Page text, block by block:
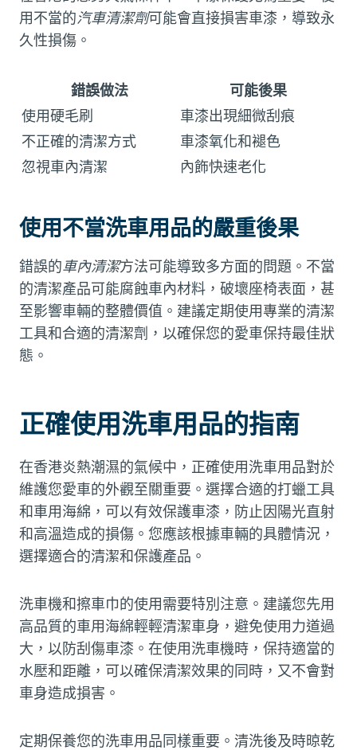
用不當的汽車清潔劑可能會直接損害車漆，導致永
久性損傷。
錯誤做法
可能後果
使用硬毛刷
車漆出現細微刮痕
不正確的清潔方式
車漆氧化和褪色
忽視車內清潔
內飾快速老化
使用不當洗車用品的嚴重後果
錯誤的車內清潔方法可能導致多方面的問題。不當
的清潔產品可能腐蝕車內材料，破壞座椅表面，甚
至影響車輛的整體價值。建議定期使用專業的清潔
工具和合適的清潔劑，以確保您的愛車保持最佳狀
態。
正確使用洗車用品的指南
在香港炎熱潮濕的氣候中，正確使用洗車用品對於
維護您愛車的外觀至關重要。選擇合適的打蠟工具
和車用海綿，可以有效保護車漆，防止因陽光直射
和高溫造成的損傷。您應該根據車輛的具體情況，
選擇適合的清潔和保護產品。
洗車機和擦車巾的使用需要特別注意。建議您先用
高品質的車用海綿輕輕清潔車身，避免使用力道過
大，以防刮傷車漆。在使用洗車機時，保持適當的
水壓和距離，可以確保清潔效果的同時，又不會對
車身造成損害。
定期保養您的洗車用品同樣重要。清洗後及時晾乾